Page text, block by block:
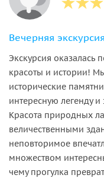
Экскурсия
красоты и истории!
исторические
интересную легенду
Красота природных
величественными
неповторимое
множеством
чему прогулка